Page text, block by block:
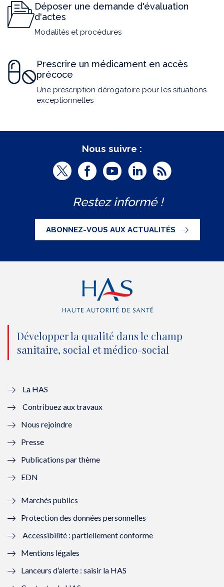
Déposer une demande d'évaluation
d'actes
Modalités et procédures
Prescrire un médicament en accès
précoce
Une prescription dérogatoire pour les situations
exceptionnelles
Nous suivre :
T
i
t
t
e
n
o
u
l
l
f
n
ê
t
r
e
F
c
e
b
o
o
k
(
n
o
e
e
n
ê
r
Y
u
t
u
b
e
(
n
o
u
ê
t
e
L
n
k
e
d
(
n
o
ê
R
Restez informé !
ABONNEZ-VOUS AUX ACTUALITÉS
Développer la qualité dans le champ
sanitaire, social et médico-social
La HAS
Contribuez aux travaux
Nous rejoindre
Presse
Publications par thème
EDN
Marchés publics
Protection des données personnelles
Accessibilité : partiellement conforme
Mentions légales
Lanceurs d’alerte : saisir la HAS